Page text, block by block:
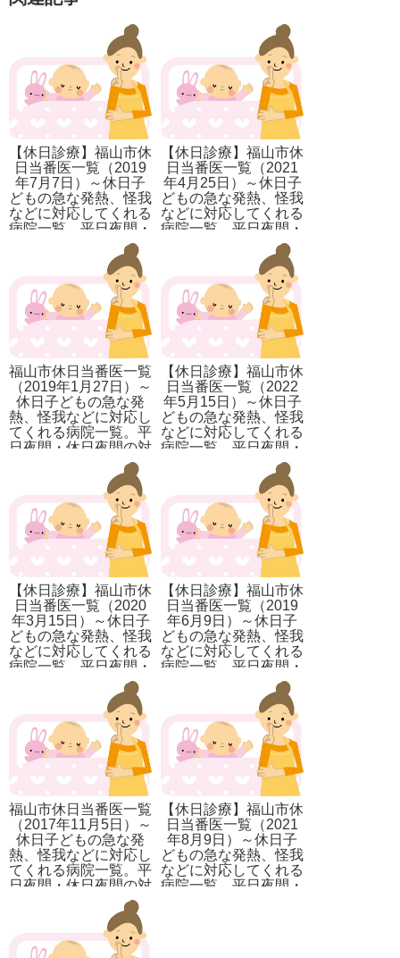
【休日診療】福山市休
日当番医一覧（2019
年7月7日）～休日子
どもの急な発熱、怪我
などに対応してくれる
病院一覧。平日夜間・
休日夜間の対応先も記
【休日診療】福山市休
日当番医一覧（2021
年4月25日）～休日子
どもの急な発熱、怪我
などに対応してくれる
病院一覧。平日夜間・
休日夜間の対応先も記
福山市休日当番医一覧
（2019年1月27日）～
休日子どもの急な発
熱、怪我などに対応し
てくれる病院一覧。平
日夜間・休日夜間の対
【休日診療】福山市休
日当番医一覧（2022
年5月15日）～休日子
どもの急な発熱、怪我
などに対応してくれる
病院一覧。平日夜間・
休日夜間の対応先も記
【休日診療】福山市休
日当番医一覧（2020
年3月15日）～休日子
どもの急な発熱、怪我
などに対応してくれる
病院一覧。平日夜間・
休日夜間の対応先も記
【休日診療】福山市休
日当番医一覧（2019
年6月9日）～休日子
どもの急な発熱、怪我
などに対応してくれる
病院一覧。平日夜間・
休日夜間の対応先も記
福山市休日当番医一覧
（2017年11月5日）～
休日子どもの急な発
熱、怪我などに対応し
てくれる病院一覧。平
日夜間・休日夜間の対
【休日診療】福山市休
日当番医一覧（2021
年8月9日）～休日子
どもの急な発熱、怪我
などに対応してくれる
病院一覧。平日夜間・